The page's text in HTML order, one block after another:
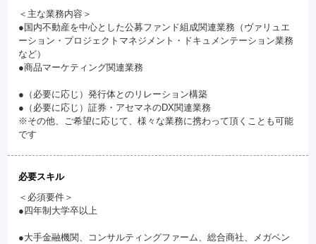
＜主な業務内容＞
●国内不動産を中心とした公募ファンド組成関連業務（ヴァリュエ
ーション・プロジェクトマネジメント・ドキュメンテーション業務
など）
●商品マーケティング関連業務
●（必要に応じ）発行体とのリレーション構築
●（必要に応じ）証券・アセマネのDX関連業務
※その他、ご希望に応じて、様々な業務に携わって頂くことも可能
です
必要スキル
＜必須要件＞
●四年制大学卒以上
●大手金融機関、コンサルティングファーム、総合商社、メガベン